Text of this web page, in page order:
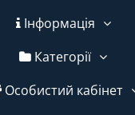
Інформація
Категорії
Особистий кабінет